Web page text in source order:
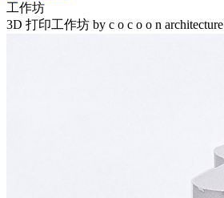
工作坊
3D 打印工作坊 by c o c o o n architecture